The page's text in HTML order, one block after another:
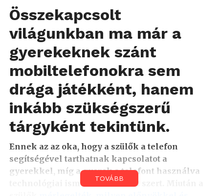
Összekapcsolt
világunkban ma már a
gyerekeknek szánt
mobiltelefonokra sem
drága játékként, hanem
inkább szükségszerű
tárgyként tekintünk.
Ennek az az oka, hogy a szülők a telefon
segítségével tarthatnak kapcsolatot a
gyerekkel, míg a gyerek a telefont használva
technológiai ismeretekre tehet szert. Miután a
TOVÁBB